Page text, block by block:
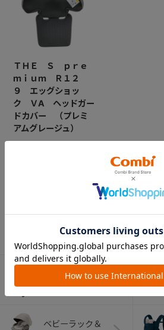
ＴＨＥ Ｓ ｐｒｅ
ｍｉｕｍ Ｒ１２
９ エッグショッ
ク ＶA ヘッドガー
ドカバー （プレミ
アムグレージュ）
CATEGORY
（コンビ）
ベビーカー
ベビーラック＆